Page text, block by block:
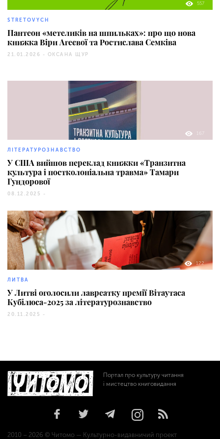
557
STRETOVYCH
Пантеон «метеликів на шпильках»: про що нова
книжка Віри Агеєвої та Ростислава Семківа
21.01.2026 - ОКСАНА ЩУР
167
ЛІТЕРАТУРОЗНАВСТВО
У США вийшов переклад книжки «Транзитна
культура і постколоніальна травма» Тамари
Гундорової
08.12.2025 -
122
ЛИТВА
У Литві оголосили лавреатку премії Вітаутаса
Кубілюса-2025 за літературознавство
20.11.2025 -
Портал про культуру читання
і мистецтво книговидання
2010 – 2026 © Читомо — Культурно-видавничий проект